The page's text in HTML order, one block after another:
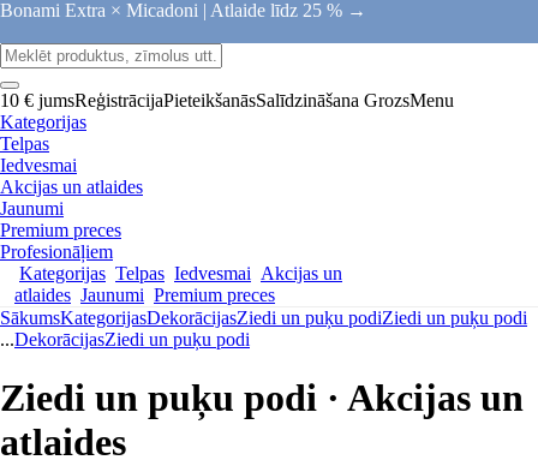
Bonami Extra × Micadoni | Atlaide līdz 25 % →
10 € jumsReģistrācijaPieteikšanāsSalīdzināšana GrozsMenu
Kategorijas
Telpas
Iedvesmai
Akcijas un atlaides
Jaunumi
Premium preces
Profesionāļiem
Kategorijas Telpas Iedvesmai Akcijas un
atlaides Jaunumi Premium preces
SākumsKategorijasDekorācijasZiedi un puķu podiZiedi un puķu podi
...DekorācijasZiedi un puķu podi
Ziedi un puķu podi · Akcijas un
atlaides